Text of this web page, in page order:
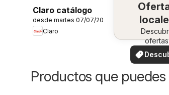
Claro catálogo
desde martes 07/07/2026
Claro
ofertas
Productos que